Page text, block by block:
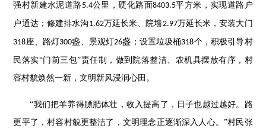
强村新建水泥道路 5.4公里，硬化路面8403.5平方米，实现道路户
户通达；修建排水沟 1.62万延长米、院墙2.97万延长米，安装大门
318座、路灯300盏、景观灯26盏；设置垃圾桶318个，积极引导村
民落实“门前三包”责任制，做到院落整洁、农机具摆放有序，村
容村貌焕然一新，文明新风浸润心田。
“我们把羊养得膘肥体壮，收入提高了，日子也越过越好。路
更平了，村容村貌更整洁了，文明理念正逐渐深入人心。”村民张